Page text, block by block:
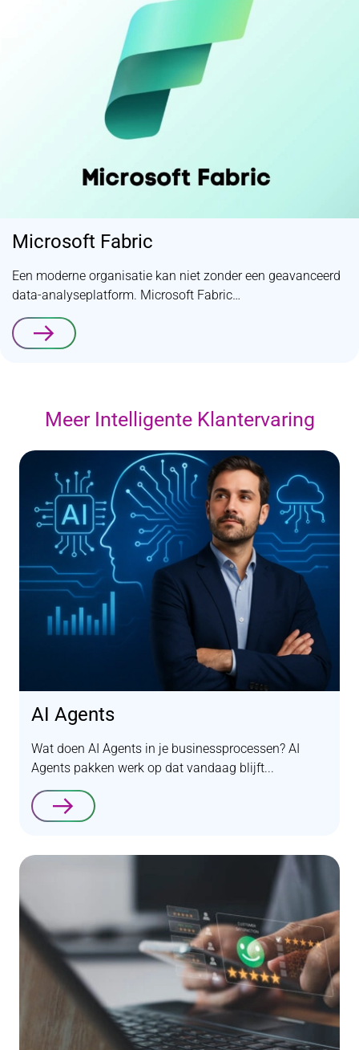
Microsoft Fabric
Een moderne organisatie kan niet zonder een geavanceerd
data-analyseplatform. Microsoft Fabric…
Lees verder
Meer Intelligente Klantervaring
AI Agents
Wat doen AI Agents in je businessprocessen? AI
Agents pakken werk op dat vandaag blijft...
Lees verder